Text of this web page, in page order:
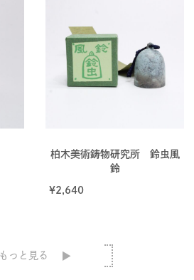
柏木美術鋳物研究所 鈴虫風
鈴
¥2,640
もっと見る